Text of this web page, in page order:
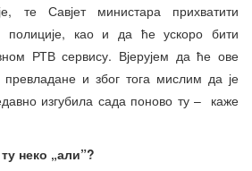
те Савјет министара прихватити
као и да ће ускоро бити
РТВ сервису. Вјерујем да ће ове
превладане и због тога мислим да је
изгубила сада поново ту – каже
неко „али”?